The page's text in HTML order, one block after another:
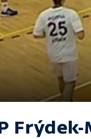
Frýdek-